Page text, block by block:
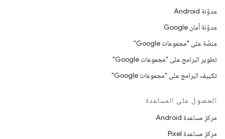
مدوّنة Android
مدوّنة أمان Google
منصّة على "مجموعات Google"
تطوير البرامج على "مجموعات Google"
تكييف البرامج على "مجموعات Google"
الحصول على المساعدة
مركز مساعدة Android
مركز مساعدة Pixel